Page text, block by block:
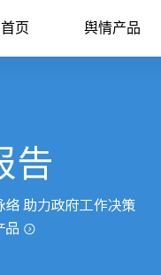
首页 舆情产品